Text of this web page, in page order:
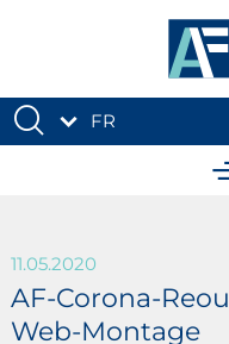
FR
11.05.2020
AF-Corona-
Web-Montage